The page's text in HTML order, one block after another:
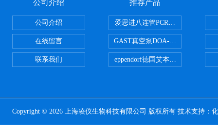
公司介绍
公司介绍
在线留言
联系我们
推荐产品
爱思进八连管PCR-0208-C
GAST真空泵DOA-P504-BN
eppendorf德国艾本德台式高速离
Copyright © 2026 上海凌仪生物科技有限公司 版权所有 技术支持：